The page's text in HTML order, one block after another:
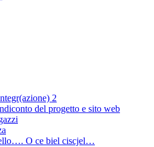
2
del progetto e sito web
O ce biel ciscjel…